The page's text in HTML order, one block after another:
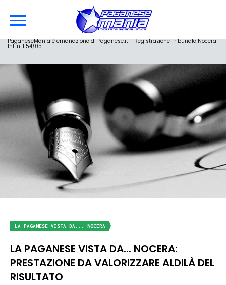
PaganeseMania è emanazione di Paganese.it - Registrazione Tribunale Nocera
Inf. n. 1154/05.
LA PAGANESE VISTA DA... NOCERA
LA PAGANESE VISTA DA... NOCERA:
PRESTAZIONE DA VALORIZZARE ALDILÀ DEL
RISULTATO